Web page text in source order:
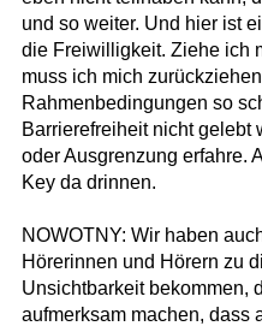
und so weiter. Und hier ist
die Freiwilligkeit. Ziehe ich
muss ich mich
Rahmenbedingungen so
Barrierefreiheit nicht gelebt
oder Ausgrenzung erfahre.
Key da drinnen.
NOWOTNY: Wir haben
Hörerinnen und Hörern zu
Unsichtbarkeit bekommen,
aufmerksam machen, dass